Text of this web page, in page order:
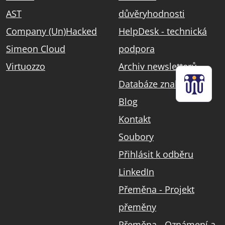
AST
Company (Un)Hacked
Simeon Cloud
Virtuozzo
důvěryhodnosti
HelpDesk - technická
podpora
Archiv newsletterů
Databáze znalostí
Blog
Kontakt
Soubory
Přihlásit k odběru
LinkedIn
Přeměna - Projekt
přeměny